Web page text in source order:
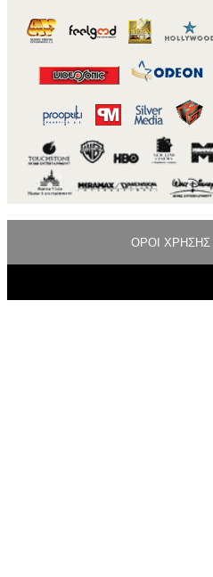
ΟΡΟΙ ΧΡΗΣΗΣ